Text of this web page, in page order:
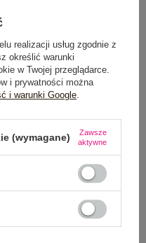
,
realizacji usług zgodnie z
określić warunki
w Twojej przeglądarce.
i prywatności można
i warunki Google.
(wymagane)
Zawsze
aktywne